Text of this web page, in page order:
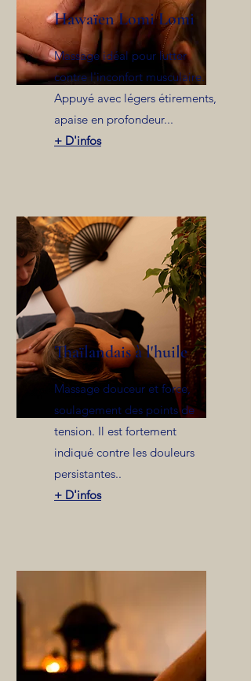
Hawaïen Lomi Lomi
Massage idéal pour lutter
contre l'inconfort musculaire.
Appuyé avec légers étirements,
apaise en profondeur...
+ D'infos
Thaïlandais à l'huile
Massage douceur et force,
soulagement des points de
tension. Il est fortement
indiqué contre les douleurs
persistantes..
+ D'infos